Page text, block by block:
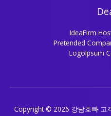
IdeaFirm
Pretended
LogoIpsum
Copyright © 2026 강남호빠 고